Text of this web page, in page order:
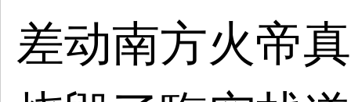
差动南方火帝